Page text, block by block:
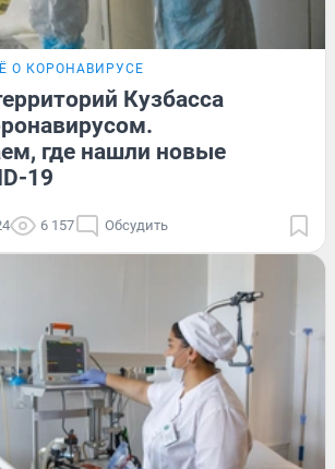
О КОРОНАВИРУСЕ
Кузбасса
где нашли новые
19
6 157 Обсудить